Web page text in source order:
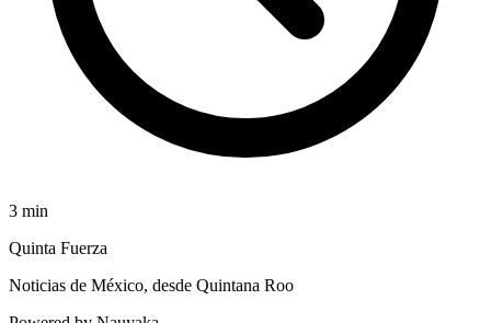
3 min
Quinta Fuerza
Noticias de México, desde Quintana Roo